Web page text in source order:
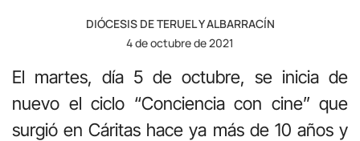
DIÓCESIS DE TERUEL Y ALBARRACÍN
4 de octubre de 2021
El martes, día 5 de octubre, se inicia de
nuevo el ciclo “Conciencia con cine” que
surgió en Cáritas hace ya más de 10 años y